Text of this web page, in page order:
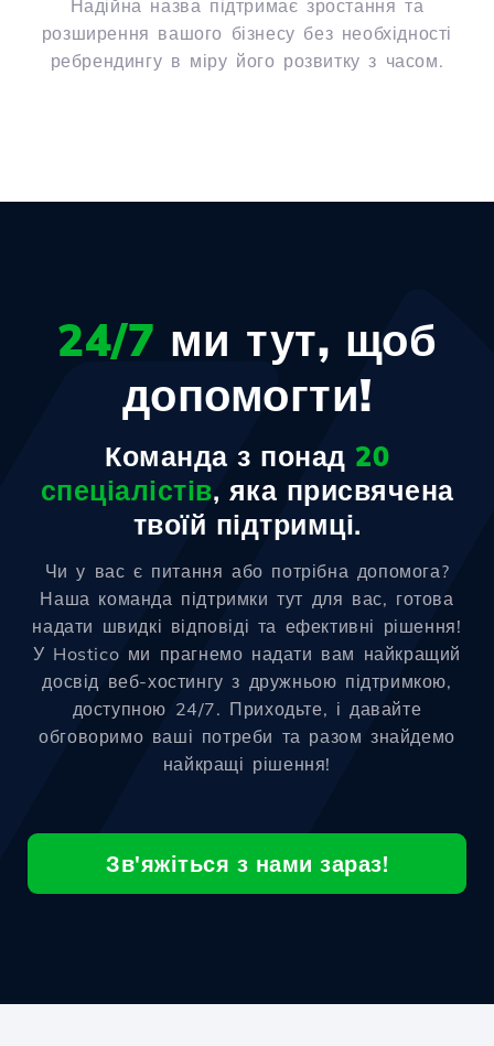
Надійна назва підтримає зростання та
розширення вашого бізнесу без необхідності
ребрендингу в міру його розвитку з часом.
24/7 ми тут, щоб
допомогти!
Команда з понад 20
спеціалістів, яка присвячена
твоїй підтримці.
Чи у вас є питання або потрібна допомога?
Наша команда підтримки тут для вас, готова
надати швидкі відповіді та ефективні рішення!
У Hostico ми прагнемо надати вам найкращий
досвід веб-хостингу з дружньою підтримкою,
доступною 24/7. Приходьте, і давайте
обговоримо ваші потреби та разом знайдемо
найкращі рішення!
Зв'яжіться з нами зараз!